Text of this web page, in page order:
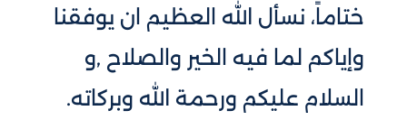
ختاماً، نسأل الله العظيم ان يوفقنا
وإياكم لما فيه الخير والصلاح ,و
السلام عليكم ورحمة الله وبركاته.